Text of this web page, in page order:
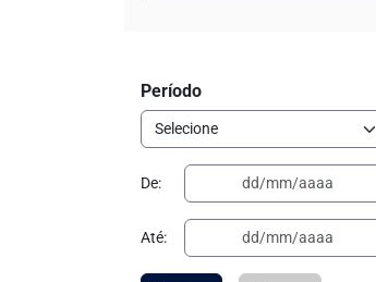
Período
De:
Até: